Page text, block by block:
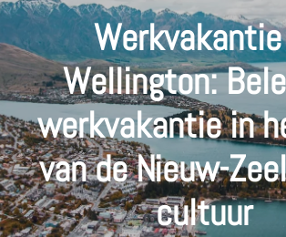
Wellington:
werkvakantie in
van de Nieuw-
cultuur